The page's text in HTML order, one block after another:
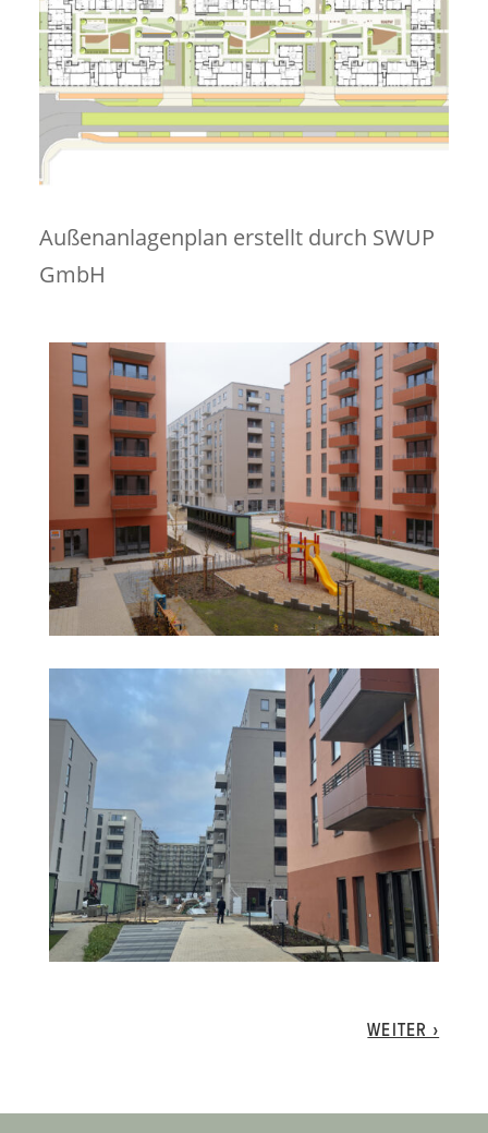
Außenanlagenplan erstellt durch SWUP
GmbH
WEITER ›